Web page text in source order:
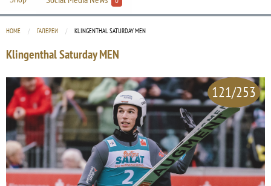
HOME ГАЛЕРЕИ CURRENT:
KLINGENTHAL SATURDAY MEN
Klingenthal Saturday MEN
121/253